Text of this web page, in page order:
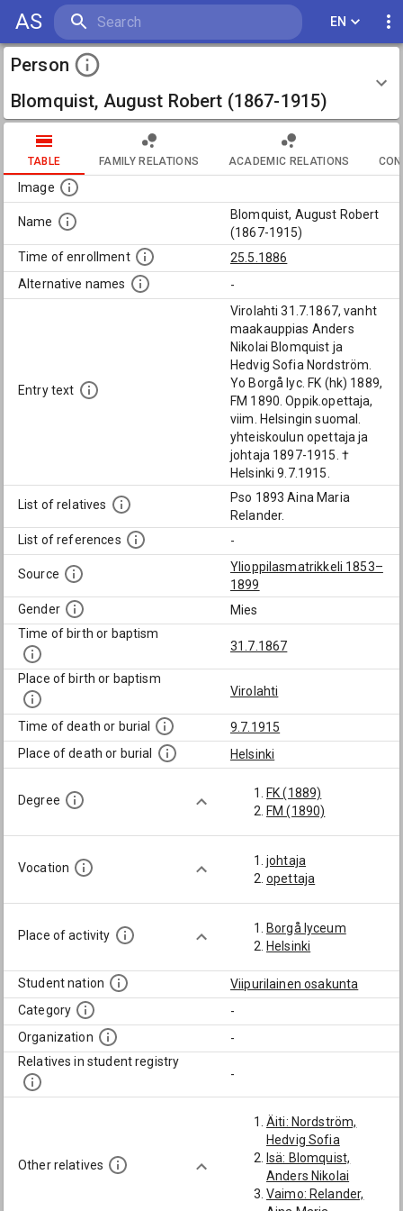
AS EN
Person
Blomquist, August Robert (1867-1915)
TABLE FAMILY RELATIONS ACADEMIC RELATIONS
Image
Name
Blomquist, August Robert
(1867-1915)
Time of enrollment
25.5.1886
Alternative names
-
Entry text
Virolahti 31.7.1867, vanht
maakauppias Anders
Nikolai Blomquist ja
Hedvig Sofia Nordström.
Yo Borgå lyc. FK (hk) 1889,
FM 1890. Oppik.opettaja,
viim. Helsingin suomal.
yhteiskoulun opettaja ja
johtaja 1897-1915. †
Helsinki 9.7.1915.
List of relatives
Pso 1893 Aina Maria
Relander.
List of references
-
Source
Ylioppilasmatrikkeli 1853–
1899
Gender
Mies
Time of birth or baptism
31.7.1867
Place of birth or baptism
Virolahti
Time of death or burial
9.7.1915
Place of death or burial
Helsinki
Degree
FK (1889)
FM (1890)
Vocation
johtaja
opettaja
Place of activity
Borgå lyceum
Helsinki
Student nation
Viipurilainen osakunta
Category
-
Organization
-
Relatives in student registry
-
Other relatives
Äiti: Nordström,
Hedvig Sofia
Isä: Blomquist,
Anders Nikolai
Vaimo: Relander,